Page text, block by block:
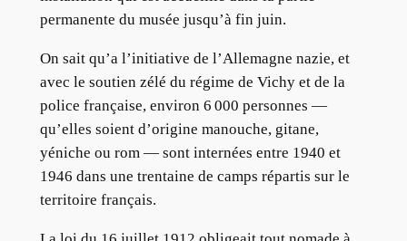
permanente du musée jusqu’à fin juin.
On sait qu’a l’initiative de l’Allemagne nazie, et
avec le soutien zélé du régime de Vichy et de la
police française, environ 6 000 personnes —
qu’elles soient d’origine manouche, gitane,
yéniche ou rom — sont internées entre 1940 et
1946 dans une trentaine de camps répartis sur le
territoire français.